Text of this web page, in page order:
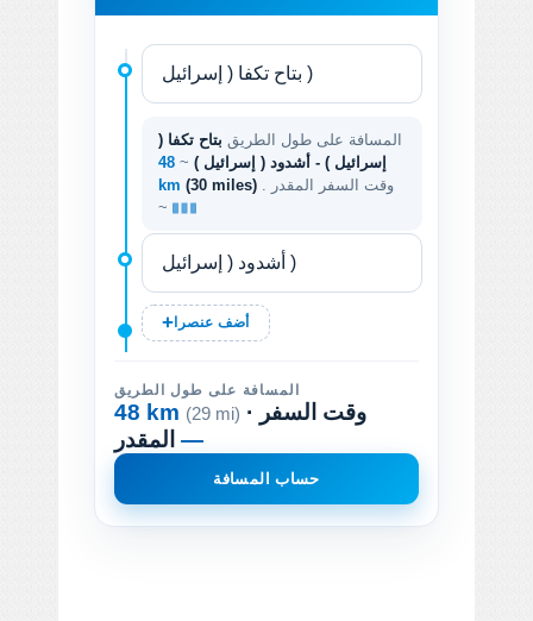
المسافة على طول الطريق بتاح تكفا (
إسرائيل ) - أشدود ( إسرائيل ) ~
48
km (30 miles)
~
أضف عنصرا
المسافة على طول الطريق
48 km (29 mi) · وقت السفر
—
حساب المسافة